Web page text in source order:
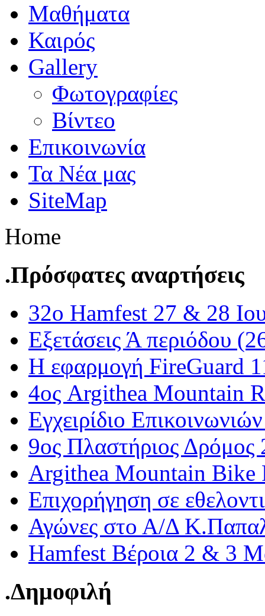
Μαθήματα
Καιρός
Gallery
Φωτογραφίες
Βίντεο
Επικοινωνία
Τα Νέα μας
SiteMap
Home
.Πρόσφατες αναρτήσεις
32ο Hamfest 27 & 28
Εξετάσεις Ά περιόδου
Η εφαρμογή FireGuard
4ος Argithea Mountain
Εγχειρίδιο
9ος Πλαστήριος
Argithea Mountain Bike
Επιχορήγηση σε
Αγώνες στο Α/Δ
Hamfest Βέροια 2 & 3
.Δημοφιλή